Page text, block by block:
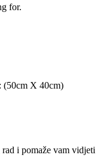
for.
(50cm X 40cm)
i pomaže vam vidjeti